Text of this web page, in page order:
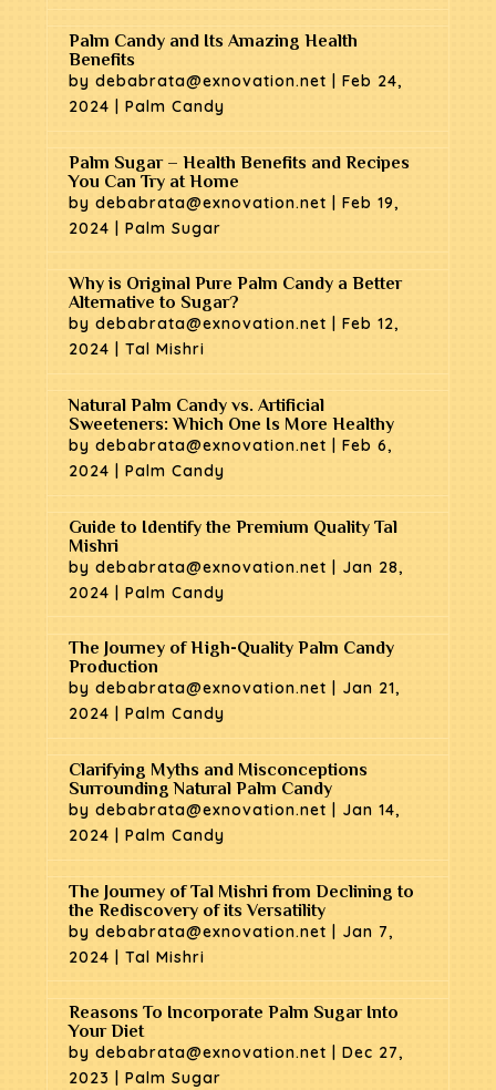
Palm Candy and Its Amazing Health
Benefits
bydebabrata@exnovation.net |Feb 24,
2024 |Palm Candy
Palm Sugar – Health Benefits and Recipes
You Can Try at Home
bydebabrata@exnovation.net |Feb 19,
2024 |Palm Sugar
Why is Original Pure Palm Candy a Better
Alternative to Sugar?
bydebabrata@exnovation.net |Feb 12,
2024 |Tal Mishri
Natural Palm Candy vs. Artificial
Sweeteners: Which One Is More Healthy
bydebabrata@exnovation.net |Feb 6,
2024 |Palm Candy
Guide to Identify the Premium Quality Tal
Mishri
bydebabrata@exnovation.net | Jan 28,
2024 |Palm Candy
The Journey of High-Quality Palm Candy
Production
bydebabrata@exnovation.net | Jan 21,
2024 |Palm Candy
Clarifying Myths and Misconceptions
Surrounding Natural Palm Candy
bydebabrata@exnovation.net | Jan 14,
2024 |Palm Candy
The Journey of Tal Mishri from Declining to
the Rediscovery of its Versatility
bydebabrata@exnovation.net | Jan 7,
2024 |Tal Mishri
Reasons To Incorporate Palm Sugar Into
Your Diet
bydebabrata@exnovation.net |Dec 27,
2023 |Palm Sugar